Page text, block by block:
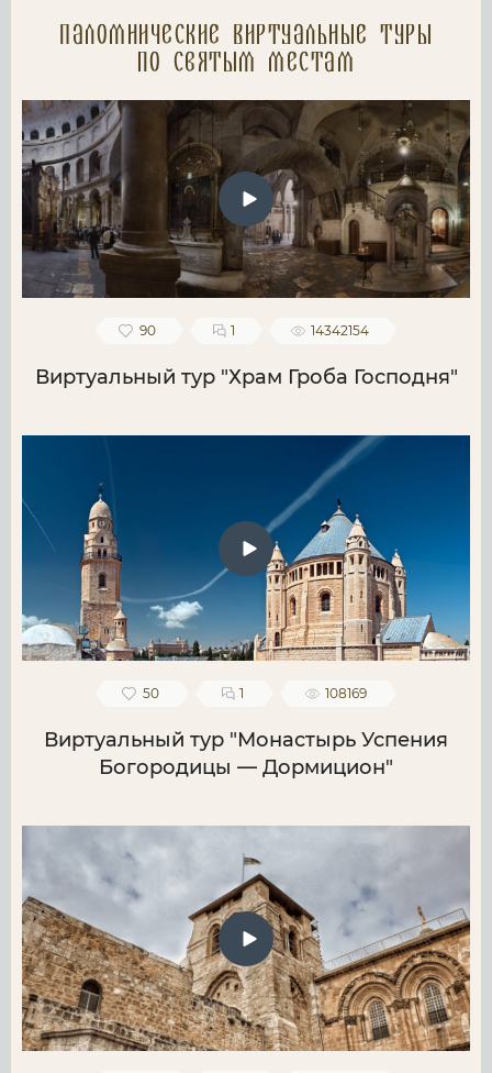
Паломнические Виртуальные туры
по святым местам
90 1 14342154
Виртуальный тур "Храм Гроба Господня"
50 1 108169
Виртуальный тур "Монастырь Успения
Богородицы — Дормицион"